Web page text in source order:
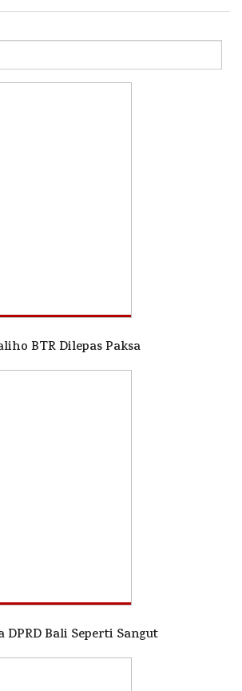
BTR Dilepas Paksa
DPRD Bali Seperti Sangut